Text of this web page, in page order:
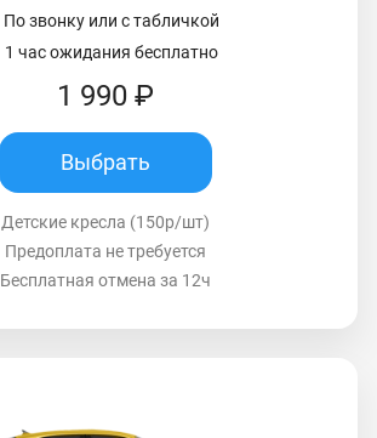
По звонку или с табличкой
1 час ожидания бесплатно
1 990 ₽
Выбрать
Детские кресла (150р/шт)
Предоплата не требуется
Бесплатная отмена за 12ч